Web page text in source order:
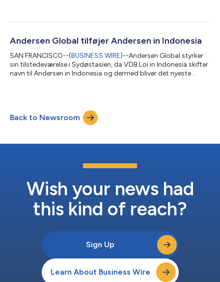
skatteforhold, global mobilitet og transfer pricing. L+C har
store multinationale selskaber, familieejede virksomheder,
familievirksomheder, fonde og formuende privatpe...
Andersen Global tilføjer Andersen in Indonesia
SAN FRANCISCO--(BUSINESS WIRE)--Andersen Global styrker
sin tilstedeværelse i Sydøstasien, da VDB Loi in Indonesia skifter
navn til Andersen in Indonesia og dermed bliver det nyeste
aktive på det indonesiske marked. Firmaet kombinerer årtiers
markedserfaring med en praktisk tilgang, der fokuserer på at
Back to Newsroom
Wish your news had
this kind of reach?
Sign Up
Learn About Business Wire